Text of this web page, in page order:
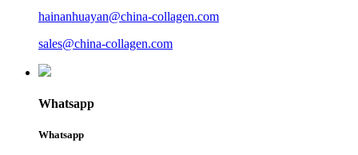
hainanhuayan@china-collagen.com
sales@china-collagen.com
Whatsapp
Whatsapp